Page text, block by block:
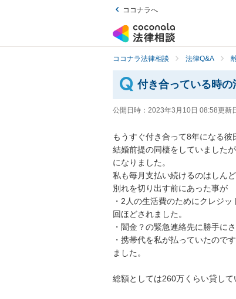
ココナラへ
ココナラ法律相談 法律Q&A
付き合っている時の
公開日時： 2023年3月10日 08:58更新
もうすぐ付き合って8年になる彼
結婚前提の同棲をしていました
になりました。
私も毎月支払い続けるのはしん
別れを切り出す前にあった事が
・2人の生活費のためにクレジ
回ほどされました。
・闇金？の緊急連絡先に勝手に
・携帯代を私が払っていたので
ました。
総額としては260万くらい貸して